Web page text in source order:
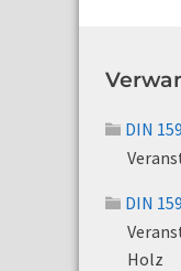
DIN
DIN
Holz